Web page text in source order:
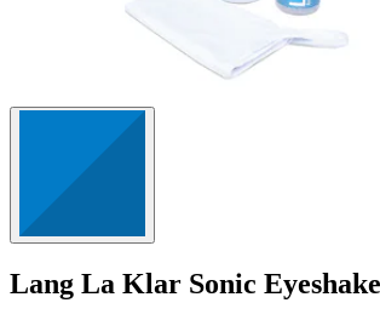
Lang La Klar Sonic